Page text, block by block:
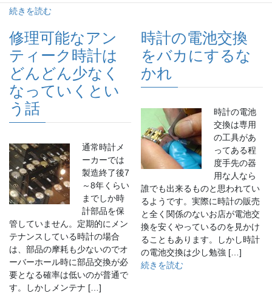
続きを読む
修理可能なアン
ティーク時計は
どんどん少なく
なっていくとい
う話
通常時計メ
ーカーでは
製造終了後7
～8年くらい
までしか時
計部品を保
管していません。定期的にメン
テナンスしている時計の場合
は、部品の摩耗も少ないのでオ
ーバーホール時に部品交換が必
要となる確率は低いのが普通で
す。しかしメンテナ […]
時計の電池交換
をバカにするな
かれ
時計の電池
交換は専用
の工具があ
ってある程
度手先の器
用な人なら
誰でも出来るものと思われてい
るようです。実際に時計の販売
と全く関係のないお店が電池交
換を安くやっているのを見かけ
ることもあります。しかし時計
の電池交換は少し勉強 […]
続きを読む